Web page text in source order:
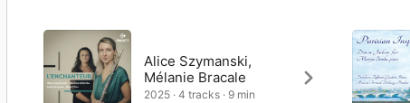
Alice Szymanski,
Mélanie Bracale
2025 · 4 tracks · 9 min